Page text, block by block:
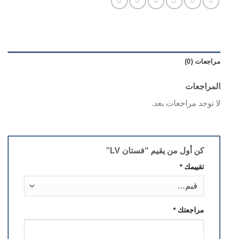
مراجعات (0)
المراجعات
لا توجد مراجعات بعد.
كن أول من يقيم “فستان LV”
تقييمك*
مراجعتك*